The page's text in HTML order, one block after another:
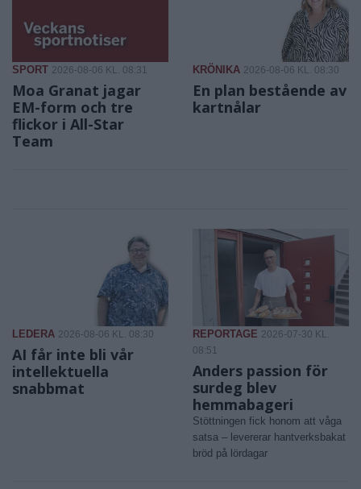
SPORT 2026-08-06 KL. 08:31
Moa Granat jagar
EM-form och tre
flickor i All-Star
Team
KRÖNIKA 2026-08-06 KL. 08:30
En plan bestående av
kartnålar
LEDERA 2026-08-06 KL. 08:30
AI får inte bli vår
intellektuella
snabbmat
REPORTAGE 2026-07-30 KL.
08:51
Anders passion för
surdeg blev
hemmabageri
Stöttningen fick honom att våga
satsa – levererar hantverksbakat
bröd på lördagar